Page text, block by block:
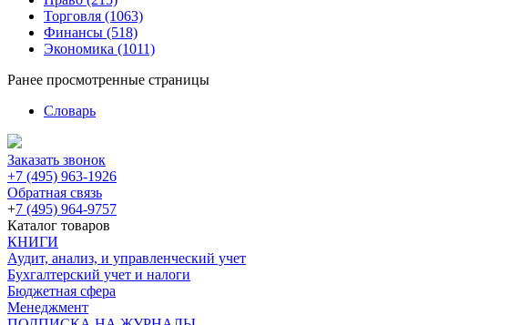
Торговля (1063)
Финансы (518)
Экономика (1011)
Ранее просмотренные страницы
Словарь
Заказать звонок
+7 (495) 963-1926
Обратная связь
+7 (495) 964-9757
Каталог товаров
КНИГИ
Аудит, анализ, и управленческий учет
Бухгалтерский учет и налоги
Бюджетная сфера
Менеджмент